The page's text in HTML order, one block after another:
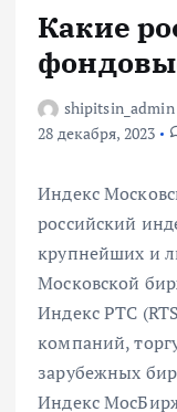
Какие
shipitsin_admin
28 декабря, 2023
Индекс
российский
крупнейших и
Московской
Индекс РТС
компаний,
зарубежных
Индекс